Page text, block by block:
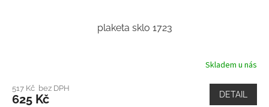
plaketa sklo 1723
Skladem u nás
517 Kč bez DPH
625 Kč DETAIL